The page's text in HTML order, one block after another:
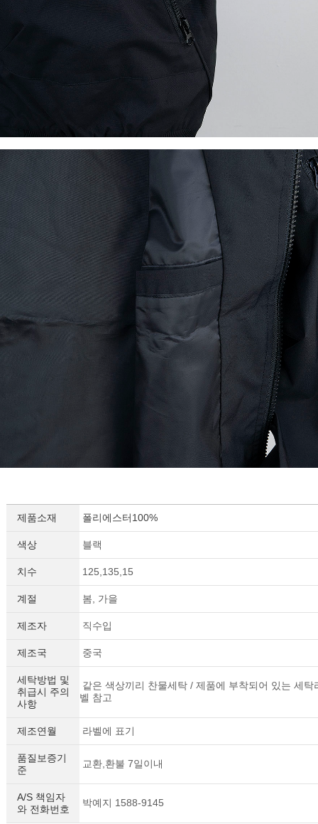
제품소재 폴리에스터100%
색상 블랙
치수 125,135,15
계절 봄, 가을
제조자 직수입
제조국 중국
세탁방법 및
취급시 주의
사항
같은 색상끼리 찬물세탁 / 제품에 부착되어 있는 세탁
벨 참고
제조연월 라벨에 표기
품질보증기
준
교환,환불 7일이내
A/S 책임자
와 전화번호
박예지 1588-9145